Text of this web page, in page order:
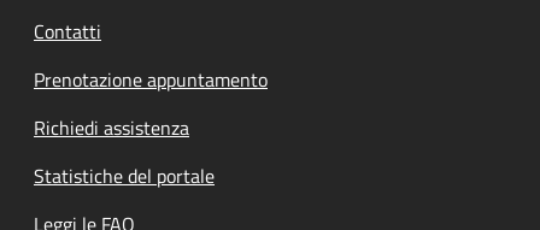
Contatti
Prenotazione appuntamento
Richiedi assistenza
Statistiche del portale
Leggi le FAQ